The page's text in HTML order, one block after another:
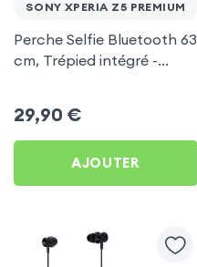
SONY XPERIA Z5 PREMIUM
Perche Selfie Bluetooth 63
cm, Trépied intégré -
29,90 €
AJOUTER